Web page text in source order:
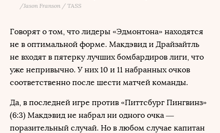
/Jason Franson / TASS
Говорят о том, что лидеры «Эдмонтона» находятся
не в оптимальной форме. Макдэвид и Драйзайтль
не входят в пятерку лучших бомбардиров лиги, что
уже непривычно. У них 10 и 11 набранных очков
соответственно после шести матчей команды.
Да, в последней игре против «Питтсбург Пингвинз»
(6:3) Макдэвид не набрал ни одного очка —
поразительный случай. Но в любом случае капитан